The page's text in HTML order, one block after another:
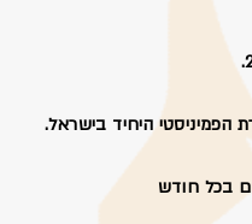
הפמיניסטי היחיד בישראל.
בכל חודש